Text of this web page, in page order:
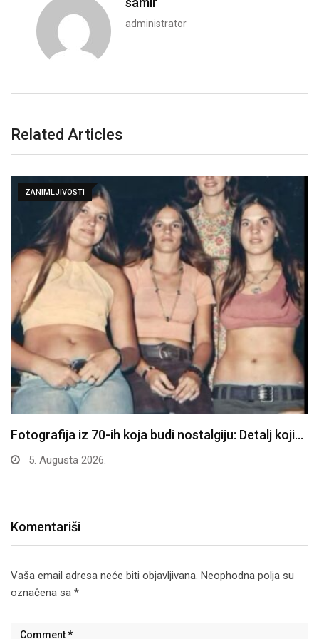
administrator
Related Articles
ZANIMLJIVOSTI
Fotografija iz 70-ih koja budi nostalgiju: Detalj koji…
5. Augusta 2026.
Komentariši
Vaša email adresa neće biti objavljivana. Neophodna polja su
označena sa *